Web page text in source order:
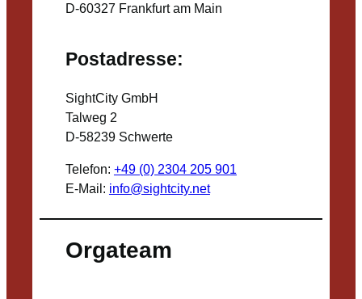
D-60327 Frankfurt am Main
Postadresse:
SightCity GmbH
Talweg 2
D-58239 Schwerte
Telefon: +49 (0) 2304 205 901
E-Mail: info@sightcity.net
Orgateam